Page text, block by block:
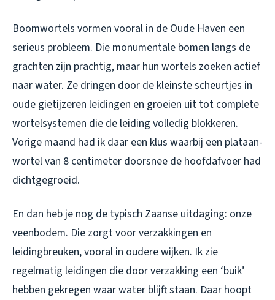
Boomwortels vormen vooral in de Oude Haven een
serieus probleem. Die monumentale bomen langs de
grachten zijn prachtig, maar hun wortels zoeken actief
naar water. Ze dringen door de kleinste scheurtjes in
oude gietijzeren leidingen en groeien uit tot complete
wortelsystemen die de leiding volledig blokkeren.
Vorige maand had ik daar een klus waarbij een plataan-
wortel van 8 centimeter doorsnee de hoofdafvoer had
dichtgegroeid.
En dan heb je nog de typisch Zaanse uitdaging: onze
veenbodem. Die zorgt voor verzakkingen en
leidingbreuken, vooral in oudere wijken. Ik zie
regelmatig leidingen die door verzakking een ‘buik’
hebben gekregen waar water blijft staan. Daar hoopt